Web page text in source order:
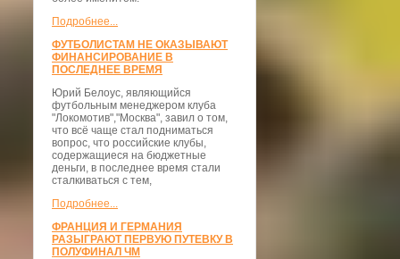
Подробнее...
ФУТБОЛИСТАМ НЕ ОКАЗЫВАЮТ
ФИНАНСИРОВАНИЕ В
ПОСЛЕДНЕЕ ВРЕМЯ
Юрий Белоус, являющийся
футбольным менеджером клуба
"Локомотив","Москва", завил о том,
что всё чаще стал подниматься
вопрос, что российские клубы,
содержащиеся на бюджетные
деньги, в последнее время стали
сталкиваться с тем,
Подробнее...
ФРАНЦИЯ И ГЕРМАНИЯ
РАЗЫГРАЮТ ПЕРВУЮ ПУТЕВКУ В
ПОЛУФИНАЛ ЧМ